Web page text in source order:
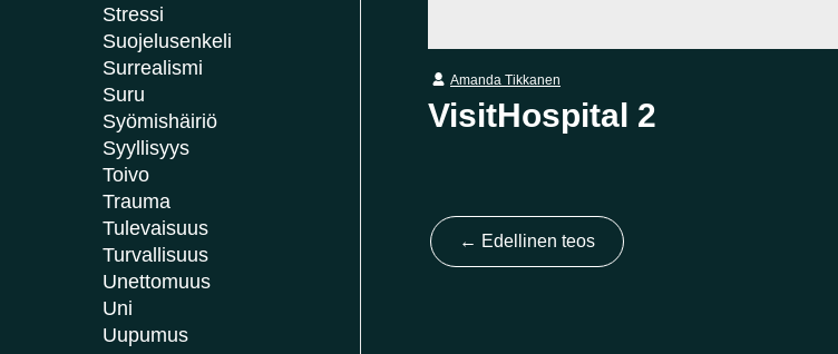
Stressi
Suojelusenkeli
Surrealismi
Suru
Syömishäiriö
Syyllisyys
Toivo
Trauma
Tulevaisuus
Turvallisuus
Unettomuus
Uni
Uupumus
Amanda Tikkanen
VisitHospital 2
← Edellinen teos